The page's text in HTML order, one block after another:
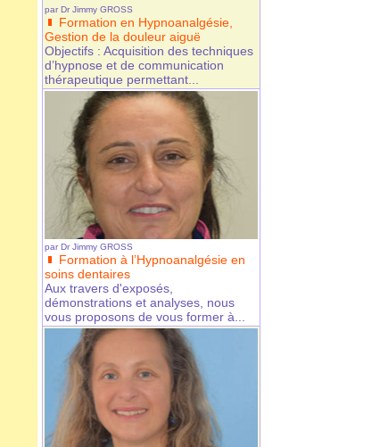
par Dr Jimmy GROSS
Formation en Hypnoanalgésie,
Gestion de la douleur aiguë
Objectifs : Acquisition des techniques
d’hypnose et de communication
thérapeutique permettant...
par Dr Jimmy GROSS
Formation à l’Hypnoanalgésie en
soins dentaires
Aux travers d'exposés,
démonstrations et analyses, nous
vous proposons de vous former à...